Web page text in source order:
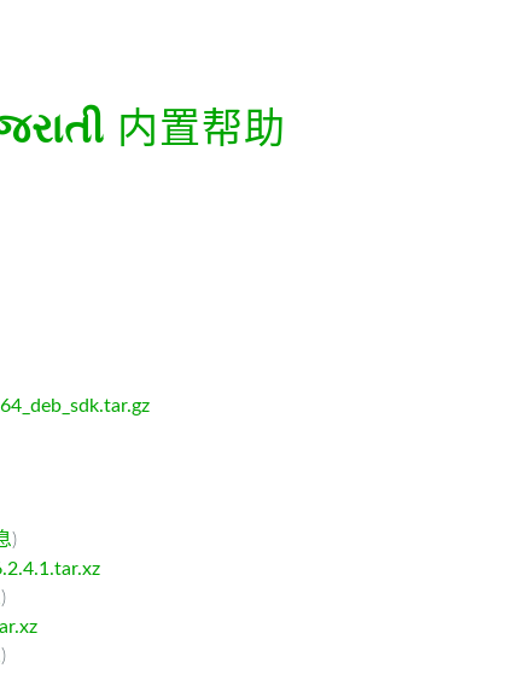
内置帮助
)
)
)